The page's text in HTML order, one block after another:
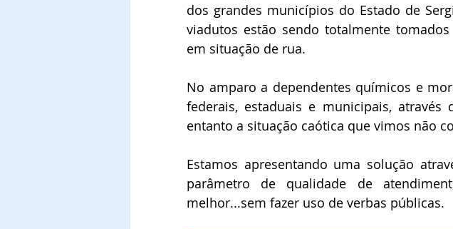
dos grandes municípios do Estado de
viadutos estão sendo totalmente
em situação de rua.
No amparo a dependentes químicos e
federais, estaduais e municipais,
entanto a situação caótica que vimos não
Estamos apresentando uma solução
parâmetro de qualidade de
melhor...sem fazer uso de verbas públicas.